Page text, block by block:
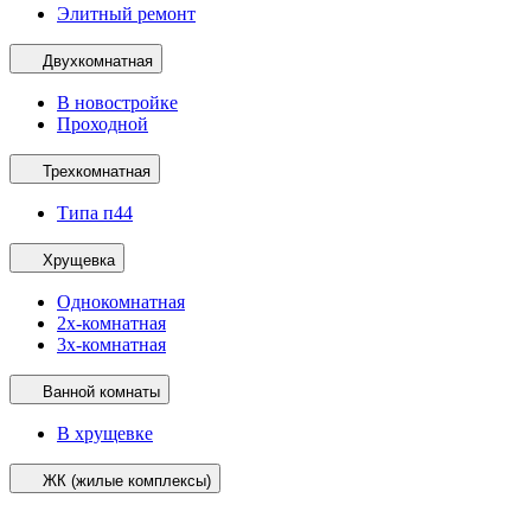
Элитный ремонт
Двухкомнатная
В новостройке
Проходной
Трехкомнатная
Типа п44
Хрущевка
Однокомнатная
2х-комнатная
3х-комнатная
Ванной комнаты
В хрущевке
ЖК (жилые комплексы)